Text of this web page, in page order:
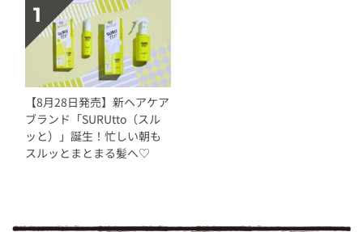
【8月28日発売】新ヘアケア
ブランド「SURUtto（スル
ッと）」誕生！忙しい朝も
スルッとまとまる髪へ♡